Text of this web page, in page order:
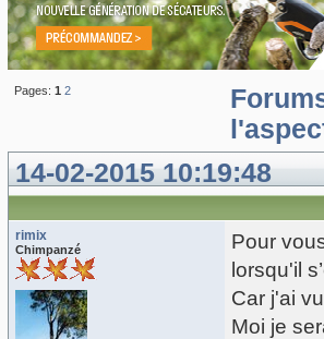
Pages: 1 2
14-02-2015 10:19:48
rimix
Chimpanzé
Pour
lorsqu'il
Car j'ai
Moi je